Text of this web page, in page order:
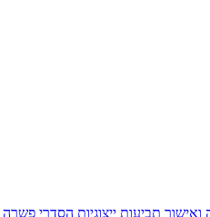
תביעות ייצוגיות הסדרי פשרה